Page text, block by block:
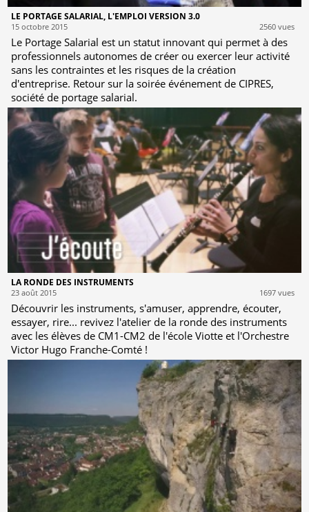
LE PORTAGE SALARIAL, L'EMPLOI VERSION 3.0
15 octobre 2015 2560 vues
Le Portage Salarial est un statut innovant qui permet à des
professionnels autonomes de créer ou exercer leur activité
sans les contraintes et les risques de la création
d'entreprise. Retour sur la soirée événement de CIPRES,
société de portage salarial.
LA RONDE DES INSTRUMENTS
23 août 2015 1697 vues
Découvrir les instruments, s'amuser, apprendre, écouter,
essayer, rire... revivez l'atelier de la ronde des instruments
avec les élèves de CM1-CM2 de l'école Viotte et l'Orchestre
Victor Hugo Franche-Comté !